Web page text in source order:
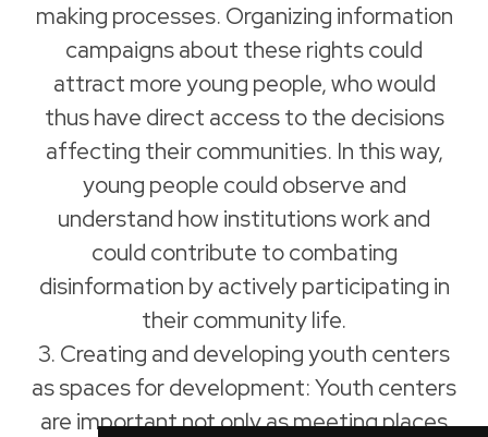
making processes. Organizing information
campaigns about these rights could
attract more young people, who would
thus have direct access to the decisions
affecting their communities. In this way,
young people could observe and
understand how institutions work and
could contribute to combating
disinformation by actively participating in
their community life.
3. Creating and developing youth centers
as spaces for development: Youth centers
are important not only as meeting places